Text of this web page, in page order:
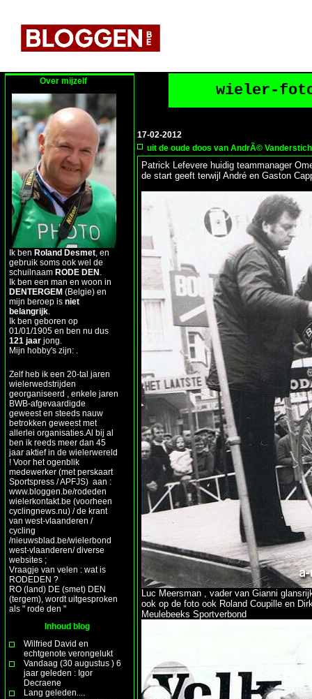
Over mijzelf
Ik ben Roland Desmet , en
gebruik soms ook wel de
schuilnaam RODE DEN
Ik ben een man en woon in
DENTERGEM (Belgie) en
mijn beroep is niet
belangrijk
Ik ben geboren op
01/01/1905 en ben nu dus
121 jaar jong.
Mijn hobby's zijn: .
Zelf heb ik een 20-tal jaren
wielerwedstrijden
georganiseerd , enkele jaren
BWB-afgevaardigde
geweest en steeds nauw
betrokken geweest met
allerlei organisaties.Al bij al
ben ik reeds meer dan 45
jaar aktief in de wielerwereld
! Voor het ogenblik
medewerker (met perskaart
Sportspress / APFJS) aan :
www.bloggen.be/rodeden
wielerkontakt.be (voorheen
cyclingnews.nu) / de krant
van west-vlaanderen /
cycling
/nieuwsblad.be/wielerbond
west-vlaanderen/ diverse
websites ;
Vraagje van velen : wat is
RODEDEN ?
RO (land) DE (smet) DEN
(tergem), wordt uitgesproken
als " rode den "
Inhoud blog
Wilfried David en
echtgenote verongelukt
Vandaag (30 augustus ) 6
jaar geleden : Igor
Decraene
Lang geleden....
wieler-
17-02-2012
uit de oude doos van AndrÃ©
Patrick Lefevere huidig teammanager
de start geeft terwijl André en Gaston
Luc Meersman , vader van Gianni
ook op de foto ook Roland Coupille en
Meulebeeks Sportverbond